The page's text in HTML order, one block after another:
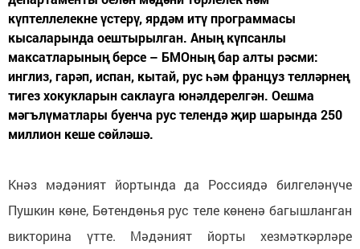
күптеллелекне үстерү, ярдәм итү программасы
кысаларында оештырылган. Аның күпсанлы
максатларының берсе – БМОның бар алты рәсми:
инглиз, гарәп, испан, кытай, рус һәм француз телләрнең
тигез хокукларын саклауга юнәлдерелгән. Оешма
мәгълүматлары буенча рус телендә җир шарында 250
миллион кеше сөйләшә.
Кнәз мәдәният йортында да Россиядә билгеләнүче
Пушкин көне, Бөтендөнья рус теле көненә багышланган
викторина үтте. Мәдәният йорты хезмәткәрләре